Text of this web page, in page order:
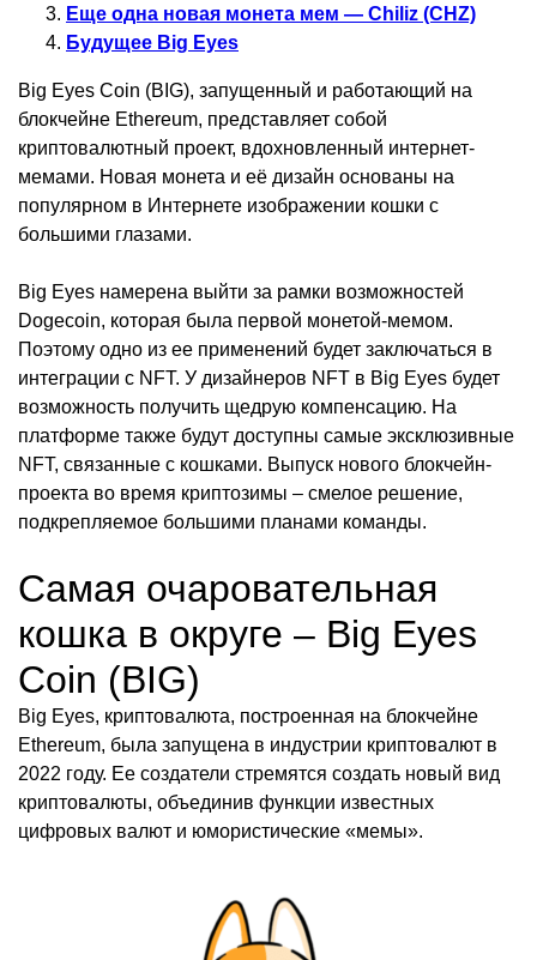
Еще одна новая монета мем — Chiliz (CHZ)
Будущее Big Eyes
Big Eyes Coin (BIG), запущенный и работающий на
блокчейне Ethereum, представляет собой
криптовалютный проект, вдохновленный интернет-
мемами. Новая монета и её дизайн основаны на
популярном в Интернете изображении кошки с
большими глазами.
Big Eyes намерена выйти за рамки возможностей
Dogecoin, которая была первой монетой-мемом.
Поэтому одно из ее применений будет заключаться в
интеграции с NFT. У дизайнеров NFT в Big Eyes будет
возможность получить щедрую компенсацию. На
платформе также будут доступны самые эксклюзивные
NFT, связанные с кошками. Выпуск нового блокчейн-
проекта во время криптозимы – смелое решение,
подкрепляемое большими планами команды.
Самая очаровательная
кошка в округе – Big Eyes
Coin (BIG)
Big Eyes, криптовалюта, построенная на блокчейне
Ethereum, была запущена в индустрии криптовалют в
2022 году. Ее создатели стремятся создать новый вид
криптовалюты, объединив функции известных
цифровых валют и юмористические «мемы».